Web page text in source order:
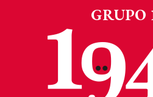
GRUPO